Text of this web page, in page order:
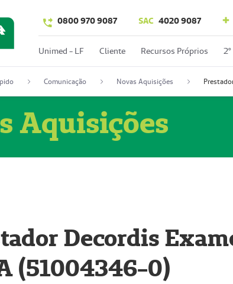
0800 970 9087 SAC 4020 9087
Unimed - LF Cliente Recursos Próprios
Comunicação Novas Aquisições
Aquisições
Decordis
(51004346-0)